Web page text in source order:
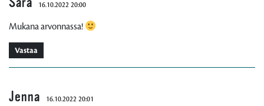
16.10.2022 20:00
Mukana arvonnassa!
Vastaa
Jenna 16.10.2022 20:01